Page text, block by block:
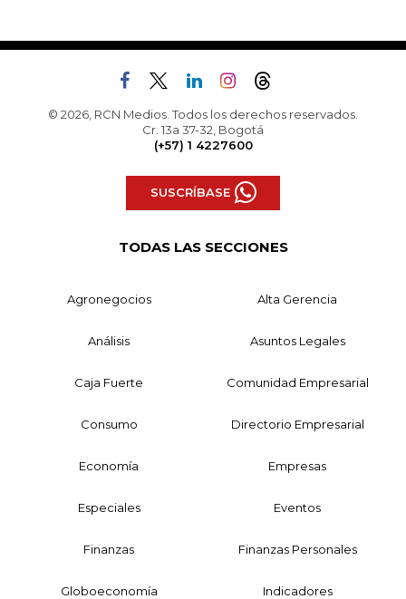
© 2026, RCN Medios. Todos los derechos reservados.
Cr. 13a 37-32, Bogotá
(+57) 1 4227600
SUSCRÍBASE
TODAS LAS SECCIONES
Agronegocios Alta Gerencia
Análisis Asuntos Legales
Caja Fuerte Comunidad Empresarial
Consumo Directorio Empresarial
Economía Empresas
Especiales Eventos
Finanzas Finanzas Personales
Globoeconomía Indicadores